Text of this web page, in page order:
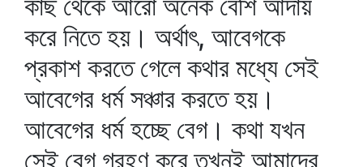
করে নিতে হয়। অর্থাৎ, আবেগকে
প্রকাশ করতে গেলে কথার মধ্যে সেই
আবেগের ধর্ম সঞ্চার করতে হয়।
আবেগের ধর্ম হচ্ছে বেগ। কথা যখন
সেই বেগ গ্রহণ করে তখনই আমাদের